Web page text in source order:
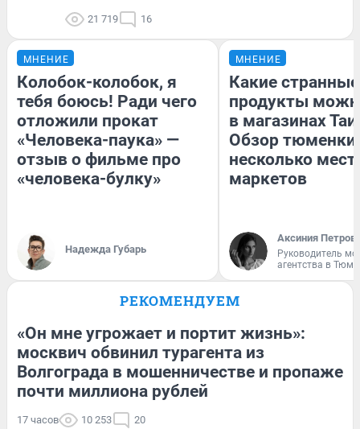
21 719 16
МНЕНИЕ
Колобок-колобок, я
тебя боюсь! Ради чего
отложили прокат
«Человека-паука» —
отзыв о фильме про
«человека-булку»
Надежда Губарь
МНЕНИЕ
Какие странные
продукты
в магазинах
Обзор тюменки
несколько
маркетов
Аксиния
Руководитель
агентства в
РЕКОМЕНДУЕМ
«Он мне угрожает и портит жизнь»:
москвич обвинил турагента из
Волгограда в мошенничестве и пропаже
почти миллиона рублей
17 часов 10 253 20